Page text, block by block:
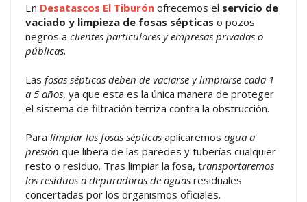
En Desatascos El Tiburónofrecemos el servicio de
vaciado y limpieza de fosas sépticas o pozos
negros a clientes particulares y empresas privadas o
públicas.
Las fosas sépticas deben de vaciarse y limpiarse cada 1
a 5 años, ya que esta es la única manera de proteger
el sistema de filtración terriza contra la obstrucción.
Para limpiar las fosas sépticasaplicaremos agua a
presión que libera de las paredes y tuberías cualquier
resto o residuo. Tras limpiar la fosa, transportaremos
los residuos a depuradoras de aguas residuales
concertadas por los organismos oficiales.